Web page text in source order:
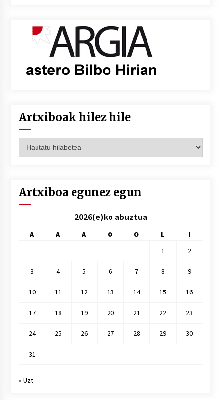
Artxiboak hilez hile
hilez
Artxiboa egunez egun
2026(e)ko abuztua
A A A O O L
I
1
2
3 4 5 6 7 8 9
10 11 12 13 14 15 16
17 18 19 20 21 22 23
24 25 26 27 28 29 30
31
« Uzt